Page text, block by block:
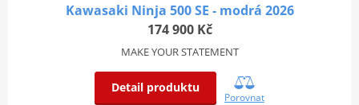
Kawasaki Ninja 500 SE - modrá 2026
174 900 Kč
MAKE YOUR STATEMENT
Detail produktu
Porovnat